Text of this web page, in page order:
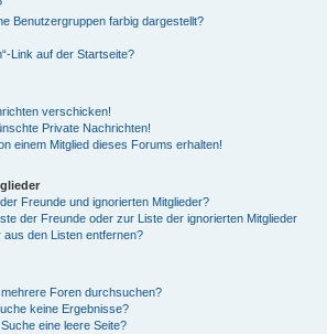
Benutzergruppen farbig dargestellt?
Link auf der Startseite?
verschicken!
Private Nachrichten!
einem Mitglied dieses Forums erhalten!
Freunde und ignorierten Mitglieder?
der Freunde oder zur Liste der ignorierten Mitglieder
den Listen entfernen?
Foren durchsuchen?
keine Ergebnisse?
eine leere Seite?